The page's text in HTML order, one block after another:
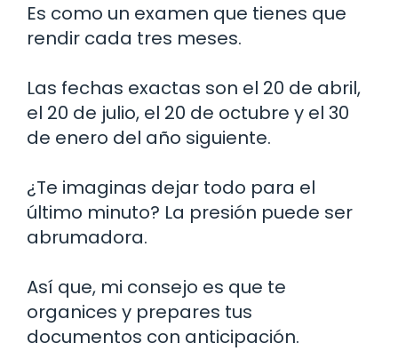
Es como un examen que tienes que
rendir cada tres meses.
Las fechas exactas son el 20 de abril,
el 20 de julio, el 20 de octubre y el 30
de enero del año siguiente.
¿Te imaginas dejar todo para el
último minuto? La presión puede ser
abrumadora.
Así que, mi consejo es que te
organices y prepares tus
documentos con anticipación.